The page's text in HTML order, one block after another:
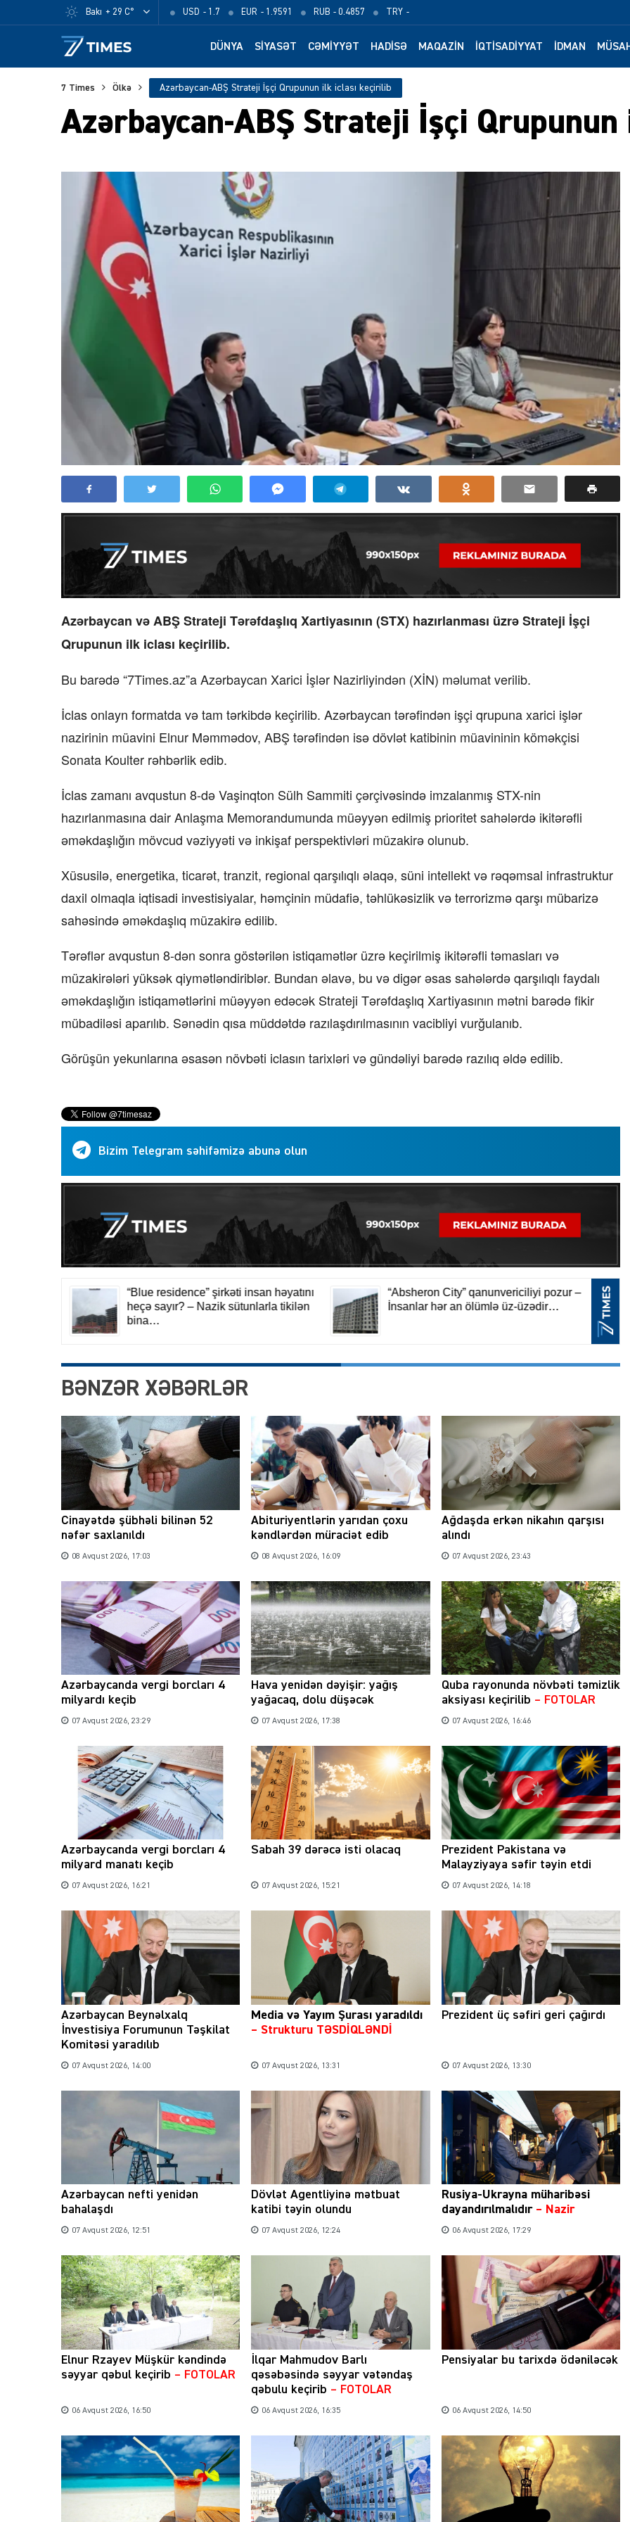
Bakı + 29 C° USD - 1.7 EUR - 1.9591 RUB - 0.4857 TRY -
DÜNYA SIYASƏT CƏMIYYƏT HADISƏ MAQAZIN İQTISADIYYAT İDMAN
7 Times Ölkə Azərbaycan-ABŞ Strateji İşçi Qrupunun ilk iclası keçirilib
Azərbaycan-ABŞ Strateji İşçi
Azərbaycan və ABŞ Strateji Tərəfdaşlıq Xartiyasının (STX) hazırlanması üzrə Strateji İşçi
Qrupunun ilk iclası keçirilib.
Bu barədə “7Times.az”a Azərbaycan Xarici İşlər Nazirliyindən (XİN) məlumat verilib.
İclas onlayn formatda və tam tərkibdə keçirilib. Azərbaycan tərəfindən işçi qrupuna xarici işlər
nazirinin müavini Elnur Məmmədov, ABŞ tərəfindən isə dövlət katibinin müavininin köməkçisi
Sonata Koulter rəhbərlik edib.
İclas zamanı avqustun 8-də Vaşinqton Sülh Sammiti çərçivəsində imzalanmış STX-nin
hazırlanmasına dair Anlaşma Memorandumunda müəyyən edilmiş prioritet sahələrdə ikitərəfli
əməkdaşlığın mövcud vəziyyəti və inkişaf perspektivləri müzakirə olunub.
Xüsusilə, energetika, ticarət, tranzit, regional qarşılıqlı əlaqə, süni intellekt və rəqəmsal infrastruktur
daxil olmaqla iqtisadi investisiyalar, həmçinin müdafiə, təhlükəsizlik və terrorizmə qarşı mübarizə
sahəsində əməkdaşlıq müzakirə edilib.
Tərəflər avqustun 8-dən sonra göstərilən istiqamətlər üzrə keçirilmiş ikitərəfli təmasları və
müzakirələri yüksək qiymətləndiriblər. Bundan əlavə, bu və digər əsas sahələrdə qarşılıqlı faydalı
əməkdaşlığın istiqamətlərini müəyyən edəcək Strateji Tərəfdaşlıq Xartiyasının mətni barədə fikir
mübadiləsi aparılıb. Sənədin qısa müddətdə razılaşdırılmasının vacibliyi vurğulanıb.
Görüşün yekunlarına əsasən növbəti iclasın tarixləri və gündəliyi barədə razılıq əldə edilib.
Bizim Telegram səhifəmizə abunə olun
BƏNZƏR XƏBƏRLƏR
Cinayətdə şübhəli bilinən 52
nəfər saxlanıldı
08 Avqust 2026, 17:03
Abituriyentlərin yarıdan çoxu
kəndlərdən müraciət edib
08 Avqust 2026, 16:09
Ağdaşda erkən nikahın qarşısı
alındı
07 Avqust 2026, 23:43
Azərbaycanda vergi borcları 4
milyardı keçib
07 Avqust 2026, 23:29
Hava yenidən dəyişir: yağış
yağacaq, dolu düşəcək
07 Avqust 2026, 17:38
Quba rayonunda növbəti təmizlik
aksiyası keçirilib – FOTOLAR
07 Avqust 2026, 16:46
Azərbaycanda vergi borcları 4
milyard manatı keçib
07 Avqust 2026, 16:21
Sabah 39 dərəcə isti olacaq
07 Avqust 2026, 15:21
Prezident Pakistana və
Malayziyaya səfir təyin etdi
07 Avqust 2026, 14:18
Azərbaycan Beynəlxalq
İnvestisiya Forumunun Təşkilat
Komitəsi yaradılıb
07 Avqust 2026, 14:00
Media və Yayım Şurası yaradıldı
– Strukturu TƏSDİQLƏNDİ
07 Avqust 2026, 13:31
Prezident üç səfiri geri çağırdı
07 Avqust 2026, 13:30
Azərbaycan nefti yenidən
bahalaşdı
07 Avqust 2026, 12:51
Dövlət Agentliyinə mətbuat
katibi təyin olundu
07 Avqust 2026, 12:24
Rusiya-Ukrayna müharibəsi
dayandırılmalıdır– Nazir
06 Avqust 2026, 17:29
Elnur Rzayev Müşkür kəndində
səyyar qəbul keçirib – FOTOLAR
06 Avqust 2026, 16:50
İlqar Mahmudov Barlı
qəsəbəsində səyyar vətəndaş
qəbulu keçirib – FOTOLAR
06 Avqust 2026, 16:35
Pensiyalar bu tarixdə ödəniləcək
06 Avqust 2026, 14:50
Şəhərsalma ili və qanunsuz tikintilər:
nəzarət mexanizmi haradadır?
01 İyun 2026, 11:28